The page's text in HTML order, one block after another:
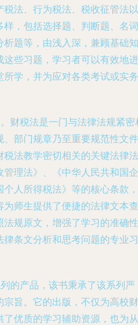
法、行为税法、税收征管法以
，包括选择题、判断题、名词
题等，由浅入深，兼顾基础知
些习题，学习者可以有效地进
学，并为应对各类考试或实务
财税法是一门与法律法规紧密
部门规章乃至重要规范性文件
法教学密切相关的关键法律法
理法》、《中华人民共和国企
人所得税法》等的核心条款，
师生提供了便捷的法律文本查
规原文，增强了学习的准确性
条文分析和思考问题的专业习
的产品，该书秉承了该系列严
旨。它的出版，不仅为高校财
优质的学习辅助资源，也为从